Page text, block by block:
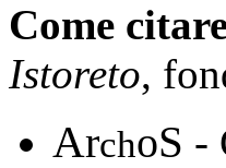
Come
Istoreto,
ArchoS -